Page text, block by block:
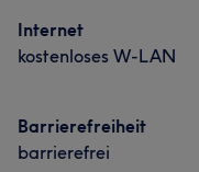
Internet
kostenloses W-LAN
Barrierefreiheit
barrierefrei